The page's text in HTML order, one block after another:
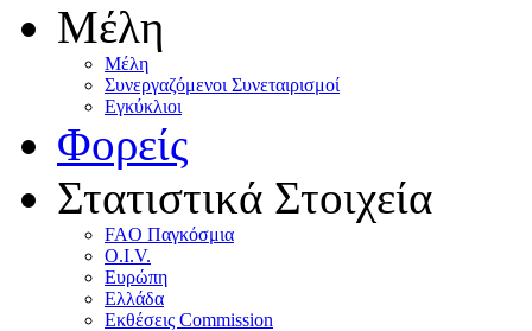
Μέλη
Mέλη
Συνεργαζόμενοι Συνεταιρισμοί
Εγκύκλιοι
Φορείς
Στατιστικά Στοιχεία
FAO Παγκόσμια
O.I.V.
Ευρώπη
Ελλάδα
Eκθέσεις Commission